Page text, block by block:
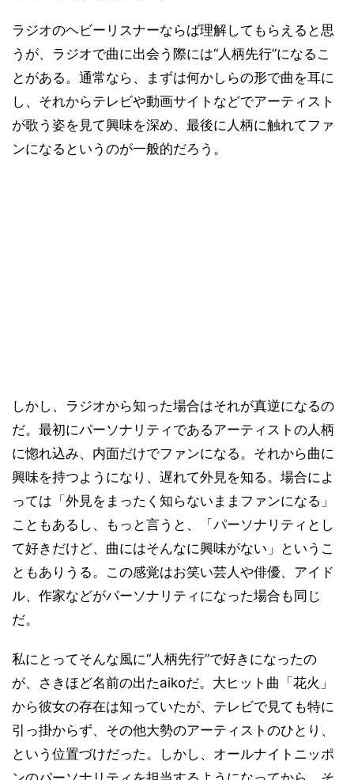
ラジオのヘビーリスナーならば理解してもらえると思
うが、ラジオで曲に出会う際には“人柄先行”になるこ
とがある。通常なら、まずは何かしらの形で曲を耳に
し、それからテレビや動画サイトなどでアーティスト
が歌う姿を見て興味を深め、最後に人柄に触れてファ
ンになるというのが一般的だろう。
しかし、ラジオから知った場合はそれが真逆になるの
だ。最初にパーソナリティであるアーティストの人柄
に惚れ込み、内面だけでファンになる。それから曲に
興味を持つようになり、遅れて外見を知る。場合によ
っては「外見をまったく知らないままファンになる」
こともあるし、もっと言うと、「パーソナリティとし
て好きだけど、曲にはそんなに興味がない」というこ
ともありうる。この感覚はお笑い芸人や俳優、アイド
ル、作家などがパーソナリティになった場合も同じ
だ。
私にとってそんな風に“人柄先行”で好きになったの
が、さきほど名前の出たaikoだ。大ヒット曲「花火」
から彼女の存在は知っていたが、テレビで見ても特に
引っ掛からず、その他大勢のアーティストのひとり、
という位置づけだった。しかし、オールナイトニッポ